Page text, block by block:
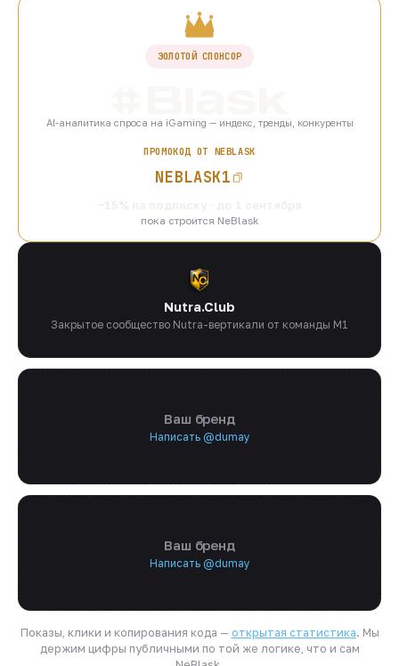
ЗОЛОТОЙ СПОНСОР
AI-аналитика спроса на iGaming — индекс, тренды, конкуренты
ПРОМОКОД ОТ NEBLASK
NEBLASK1
пока строится NeBlask
Nutra.Club
Закрытое сообщество Nutra-вертикали от команды M1
Ваш бренд
Написать @dumay
Ваш бренд
Написать @dumay
Показы, клики и копирования кода — открытая статистика. Мы
держим цифры публичными по той же логике, что и сам